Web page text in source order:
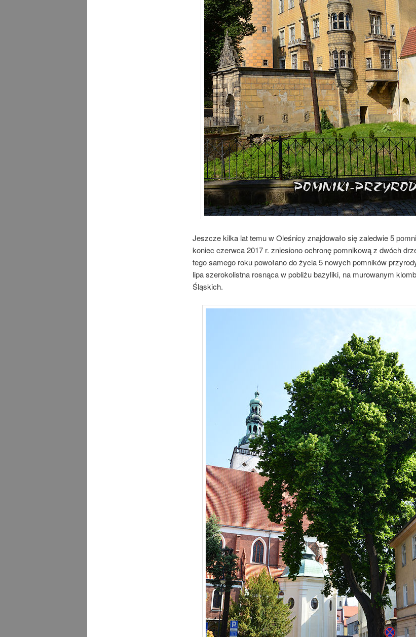
Jeszcze kilka lat temu w Oleśnicy znajdowało się zaledwie 5
koniec czerwca 2017 r. zniesiono ochronę pomnikową z dwóch
tego samego roku powołano do życia 5 nowych pomników
lipa szerokolistna rosnąca w pobliżu bazyliki, na murowanym
Śląskich.